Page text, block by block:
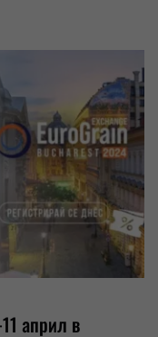
април в